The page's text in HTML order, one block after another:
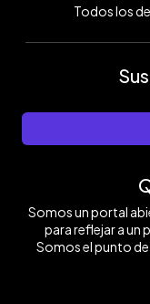
Todos los
Somos un portal
para reflejar a un
Somos el punto